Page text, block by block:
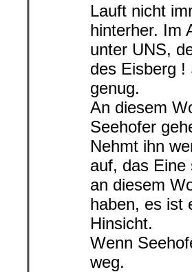
Lauft nicht
hinterher. Im
unter UNS,
des Eisberg !
genug.
An diesem
Seehofer
Nehmt ihn
auf, das Eine
an diesem
haben, es ist
Hinsicht.
Wenn
weg.